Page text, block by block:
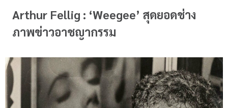
Arthur Fellig : ‘Weegee’ สุดยอดช่าง
ภาพข่าวอาชญากรรม